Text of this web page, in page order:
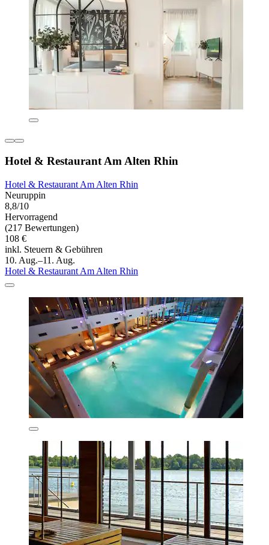
Hotel & Restaurant Am Alten Rhin
Hotel & Restaurant Am Alten Rhin
Neuruppin
8,8/10
Hervorragend
(217 Bewertungen)
108 €
inkl. Steuern & Gebühren
10. Aug.–11. Aug.
Hotel & Restaurant Am Alten Rhin